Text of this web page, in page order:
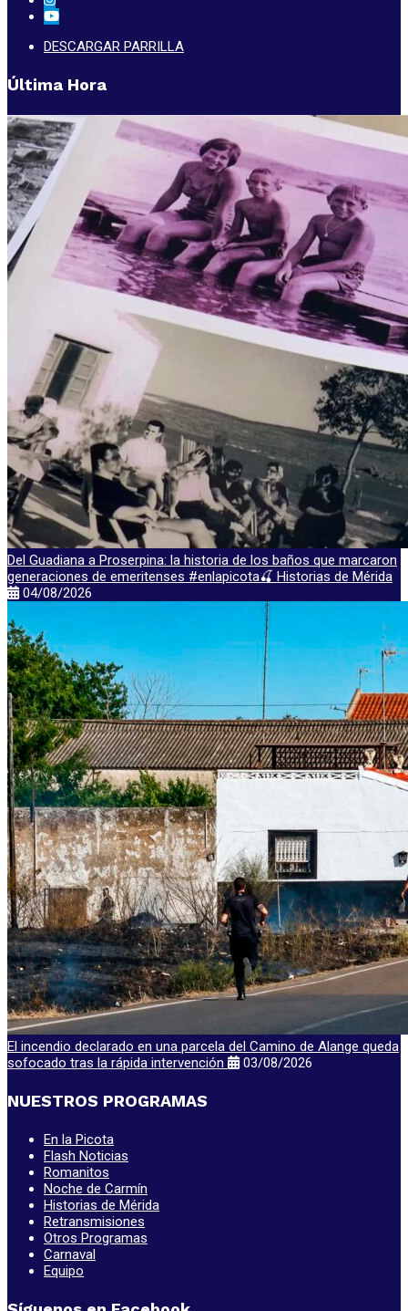
DESCARGAR PARRILLA
Última Hora
Del Guadiana a Proserpina: la historia de los baños que marcaron
generaciones de emeritenses #enlapicota🍒 Historias de Mérida
04/08/2026
El incendio declarado en una parcela del Camino de Alange queda
sofocado tras la rápida intervención
03/08/2026
NUESTROS PROGRAMAS
En la Picota
Flash Noticias
Romanitos
Noche de Carmín
Historias de Mérida
Retransmisiones
Otros Programas
Carnaval
Equipo